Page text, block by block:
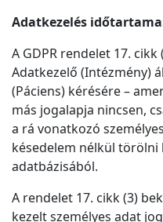
Adatkezelés
A GDPR rendelet 17.
Adatkezelő (Intézmény)
(Páciens) kérésére –
más jogalapja nincsen,
a rá vonatkozó
késedelem nélkül törölni
adatbázisából.
A rendelet 17. cikk (3)
kezelt személyes adat